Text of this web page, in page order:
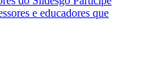
e educadores que